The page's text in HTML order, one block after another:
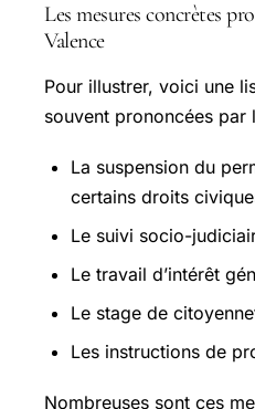
Les mesures concrètes
Valence
Pour illustrer, voici une
souvent prononcées par
La suspension du
certains droits
Le suivi socio-
Le travail d’intérêt
Le stage de
Les instructions de
Nombreuses sont ces